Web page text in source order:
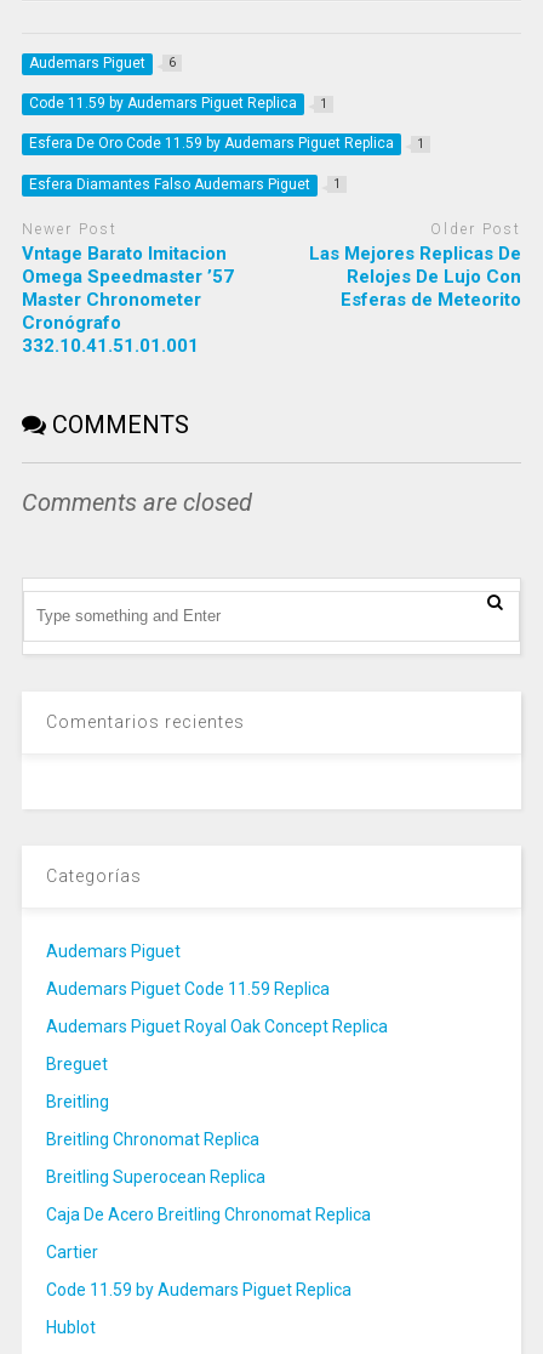
Audemars Piguet 6
Code 11.59 by Audemars Piguet Replica 1
Esfera De Oro Code 11.59 by Audemars Piguet Replica 1
Esfera Diamantes Falso Audemars Piguet 1
Newer Post
Vntage Barato Imitacion
Omega Speedmaster ’57
Master Chronometer
Cronógrafo
332.10.41.51.01.001
Older Post
Las Mejores Replicas De
Relojes De Lujo Con
Esferas de Meteorito
COMMENTS
Comments are closed
Comentarios recientes
Categorías
Audemars Piguet
Audemars Piguet Code 11.59 Replica
Audemars Piguet Royal Oak Concept Replica
Breguet
Breitling
Breitling Chronomat Replica
Breitling Superocean Replica
Caja De Acero Breitling Chronomat Replica
Cartier
Code 11.59 by Audemars Piguet Replica
Hublot